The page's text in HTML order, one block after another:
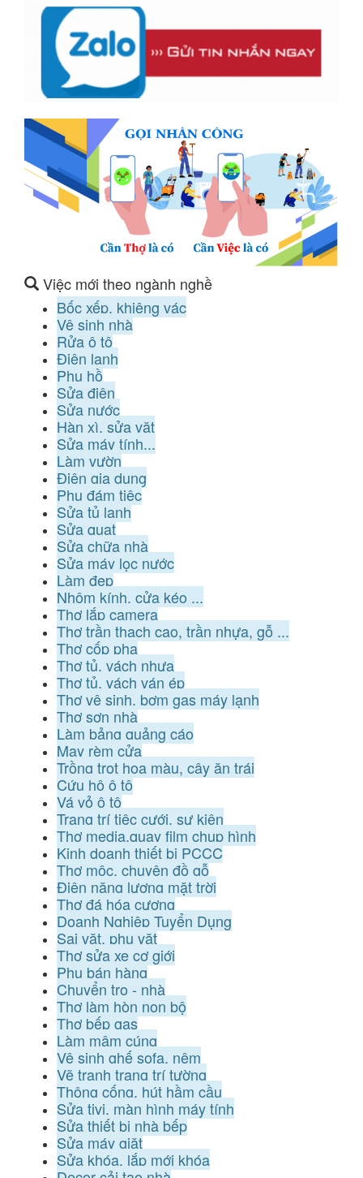
Việc mới theo ngành nghề
Bốc xếp, khiêng vác
Vệ sinh nhà
Rửa ô tô
Điện lạnh
Phụ hồ
Sửa điện
Sửa nước
Hàn xì, sửa vặt
Sửa máy tính...
Làm vườn
Điện gia dụng
Phụ đám tiệc
Sửa tủ lạnh
Sửa quạt
Sửa chữa nhà
Sửa máy lọc nước
Làm đẹp
Nhôm kính, cửa kéo ...
Thợ lắp camera
Thợ trần thạch cao, trần nhựa, gỗ ...
Thợ cốp pha
Thợ tủ, vách nhựa
Thợ tủ, vách ván ép
Thợ vệ sinh, bơm gas máy lạnh
Thợ sơn nhà
Làm bảng quảng cáo
May rèm cửa
Trồng trọt hoa màu, cây ăn trái
Cứu hộ ô tô
Vá vỏ ô tô
Trang trí tiệc cưới, sự kiện
Thợ media,quay film chụp hình
Kinh doanh thiết bị PCCC
Thợ mộc, chuyên đồ gỗ
Điện năng lượng mặt trời
Thợ đá hóa cương
Doanh Nghiệp Tuyển Dụng
Sai vặt, phụ vặt
Thợ sửa xe cơ giới
Phụ bán hàng
Chuyển trọ - nhà
Thợ làm hòn non bộ
Thợ bếp gas
Làm mâm cúng
Vệ sinh ghế sofa, nệm
Vẽ tranh trang trí tường
Thông cống, hút hầm cầu
Sửa tivi, màn hình máy tính
Sửa thiết bị nhà bếp
Sửa máy giặt
Sửa khóa, lắp mới khóa